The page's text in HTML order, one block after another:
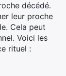
décédé.
leur proche
Cela peut
Voici les
rituel :